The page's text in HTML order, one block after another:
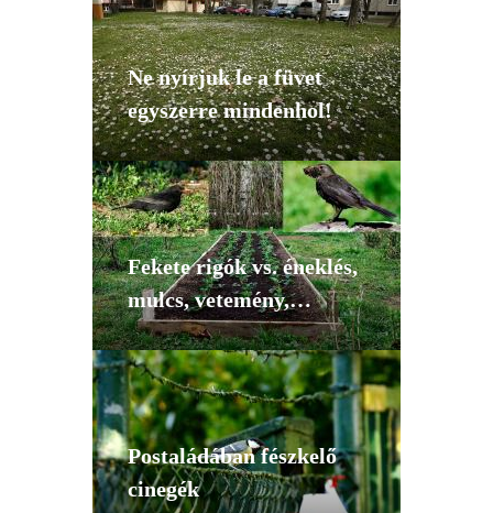
Ne nyírjuk le a füvet
egyszerre mindenhol!
Fekete rigók vs. éneklés,
mulcs, vetemény,
gyümölcsös stb.
Postaládában fészkelő
cinegék